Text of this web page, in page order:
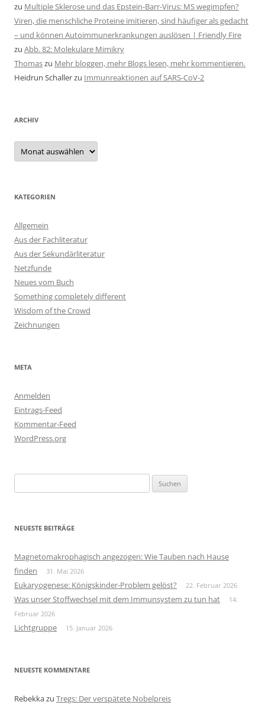
zu Multiple Sklerose und das Epstein-Barr-Virus: MS wegimpfen?
Viren, die menschliche Proteine imitieren, sind häufiger als gedacht
– und können Autoimmunerkrankungen auslösen | Friendly Fire
zu Abb. 82: Molekulare Mimikry
Thomaszu Mehr bloggen, mehr Blogs lesen, mehr kommentieren.
Heidrun Schallerzu Immunreaktionen auf SARS-CoV-2
ARCHIV
Archiv
KATEGORIEN
Allgemein
Aus der Fachliteratur
Aus der Sekundärliteratur
Netzfunde
Neues vom Buch
Something completely different
Wisdom of the Crowd
Zeichnungen
META
Anmelden
Eintrags-Feed
Kommentar-Feed
WordPress.org
nach:
NEUESTE BEITRÄGE
Magnetomakrophagisch angezogen: Wie Tauben nach Hause
finden
31. Mai 2026
Eukaryogenese: Königskinder-Problem gelöst? 22. Februar 2026
Was unser Stoffwechsel mit dem Immunsystem zu tun hat
14.
Februar 2026
Lichtgruppe 15. Januar 2026
NEUESTE KOMMENTARE
Rebekkazu Tregs: Der verspätete Nobelpreis